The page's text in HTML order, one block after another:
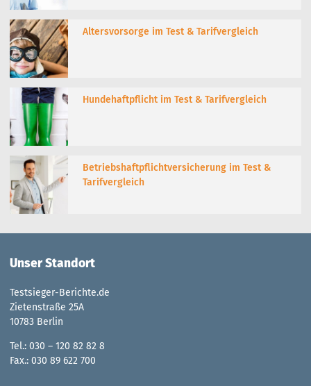
Altersvorsorge im Test & Tarifvergleich
Hundehaftpflicht im Test & Tarifvergleich
Betriebshaftpflichtversicherung im Test &
Tarifvergleich
Unser Standort
Testsieger-Berichte.de
Zietenstraße 25A
10783 Berlin
Tel.: 030 – 120 82 82 8
Fax.: 030 89 622 700